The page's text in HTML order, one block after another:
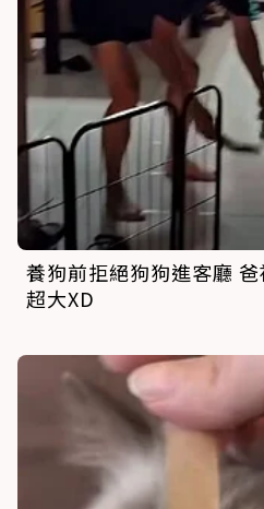
養狗前拒絕狗狗進客廳
超大XD